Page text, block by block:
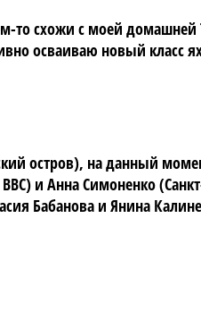
схожи с моей домашней
осваиваю новый класс
остров), на данный
и Анна Симоненко
Бабанова и Янина